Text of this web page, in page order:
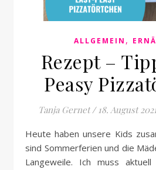
ALLGEMEIN ,
Rezept –
Peasy
Tanja Gernet / 18. August
Heute haben unsere Kids zusammen gebacken. Es
sind Sommerferien und die
Langeweile. Ich muss